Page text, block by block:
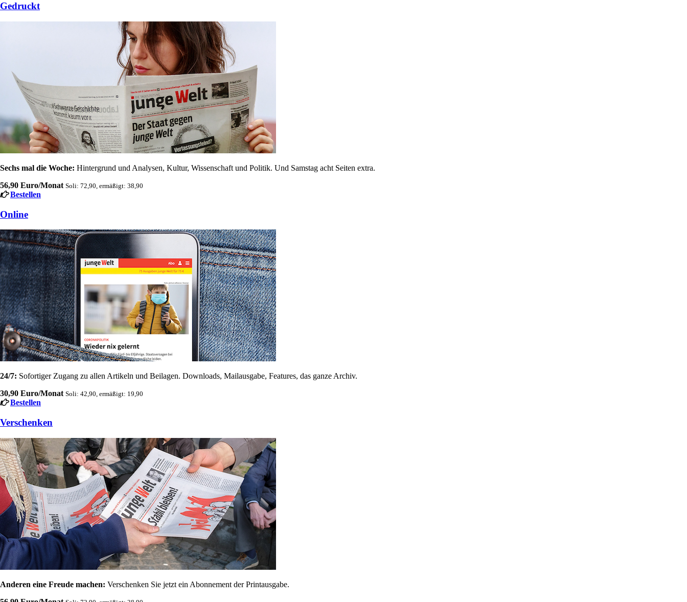
Gedruckt
Sechs mal die Woche: Hintergrund und Analysen, Kultur, Wissenschaft und Politik. Und Samstag acht Seiten extra.
56,90 Euro/Monat Soli: 72,90, ermäßigt: 38,90
Bestellen
Online
24/7: Sofortiger Zugang zu allen Artikeln und Beilagen. Downloads, Mailausgabe, Features, das ganze Archiv.
30,90 Euro/Monat Soli: 42,90, ermäßigt: 19,90
Bestellen
Verschenken
Anderen eine Freude machen: Verschenken Sie jetzt ein Abonnement der Printausgabe.